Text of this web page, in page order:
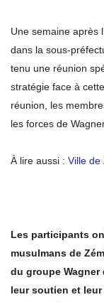
Une semaine après
dans la sous-
tenu une réunion
stratégie face à
réunion, les
les forces de
À lire aussi : Ville de
Les participants
musulmans de
du groupe
leur soutien et